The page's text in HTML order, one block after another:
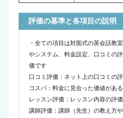
評価の基準と各項目の説明
・全ての項目は対面式の英会話教
やシステム、料金設定、口コミの
価です
口コミ評価：ネット上の口コミの
コスパ：料金に見合った価値があ
レッスン評価：レッスン内容の評
講師評価：講師（先生）の教え方